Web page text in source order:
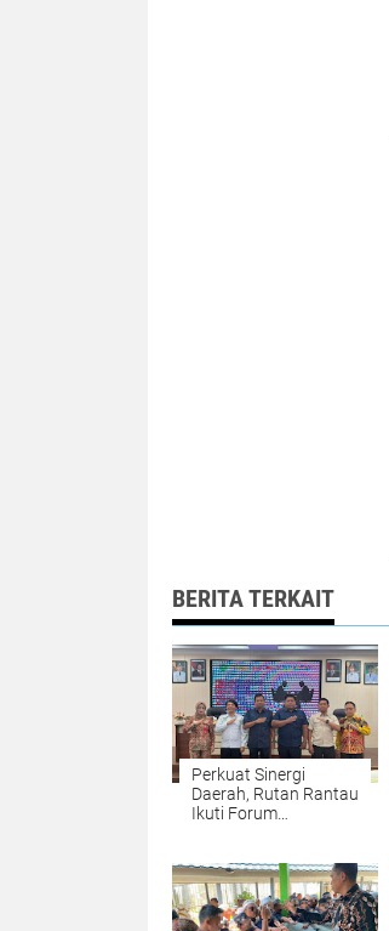
BERITA TERKAIT
Perkuat Sinergi
Daerah, Rutan Rantau
Ikuti Forum